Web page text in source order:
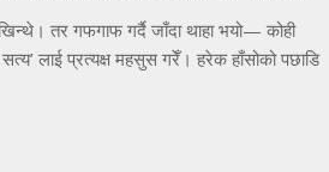
तर गफगाफ गर्दै जाँदा थाहा भयो— कोही
लाई प्रत्यक्ष महसुस गरेँ। हरेक हाँसोको पछाडि